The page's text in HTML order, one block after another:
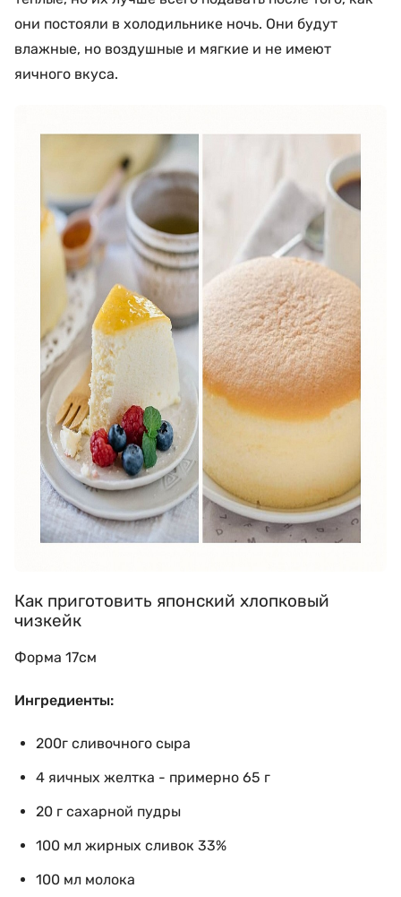
они постояли в холодильнике ночь. Они будут
влажные, но воздушные и мягкие и не имеют
яичного вкуса.
Как приготовить японский хлопковый
чизкейк
Форма 17см
Ингредиенты:
200г сливочного сыра
4 яичных желтка - примерно 65 г
20 г сахарной пудры
100 мл жирных сливок 33%
100 мл молока